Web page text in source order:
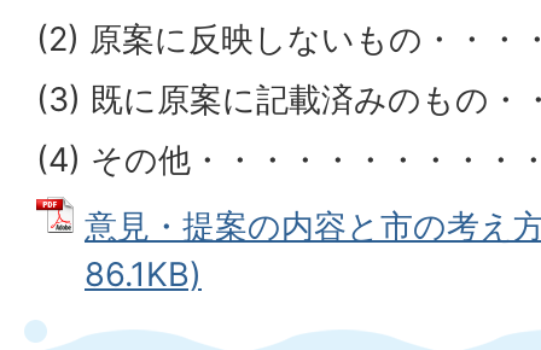
(2) 原案に反映しないもの・・・
(3) 既に原案に記載済みのもの・
(4) その他・・・・・・・・・・
意見・提案の内容と市の考え
86.1KB)